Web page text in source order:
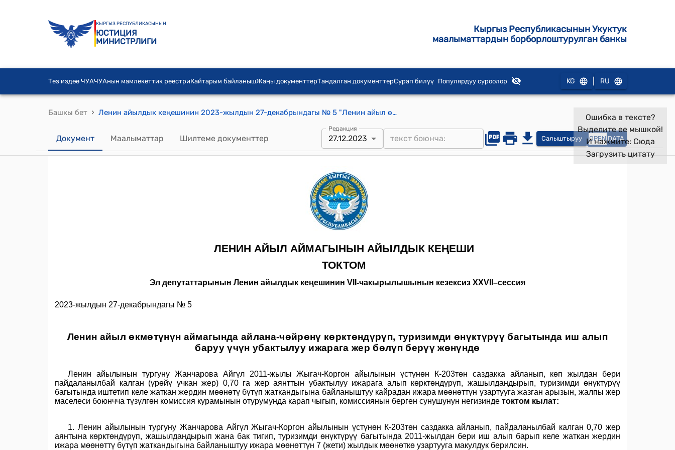
КЫРГЫЗ РЕСПУБЛИКАСЫНЫН
ЮСТИЦИЯ
МИНИСТРЛИГИ
Кыргыз Республикасынын Укуктук
маалыматтардын борборлоштурулган банкы
Тез издөө ЧУАЧУАнын мамлекеттик реестриКайтарым байланышЖаңы документтерТандалган документтерСурап билүү Популярдуу суроолор KG RU
Башкы бет › Ленин айылдык кеңешинин 2023-жылдын 27-декабрындагы № 5 "Ленин айыл өкмөтүнүн аймагында айлана-чөйрөнү көрктөндүрүп, туризимди өнүктүрүү багытында иш алып баруу үчүн убактылуу ижарага жер бөлүп берүү жөнүндө" токтому
Документ Маалыматтар Шилтеме документтер
Редакция
27.12.2023 Салыштыруу OPEN DATA
Ошибка в тексте?
Выделите ее мышкой!
И нажмите: Сюда
Загрузить цитату